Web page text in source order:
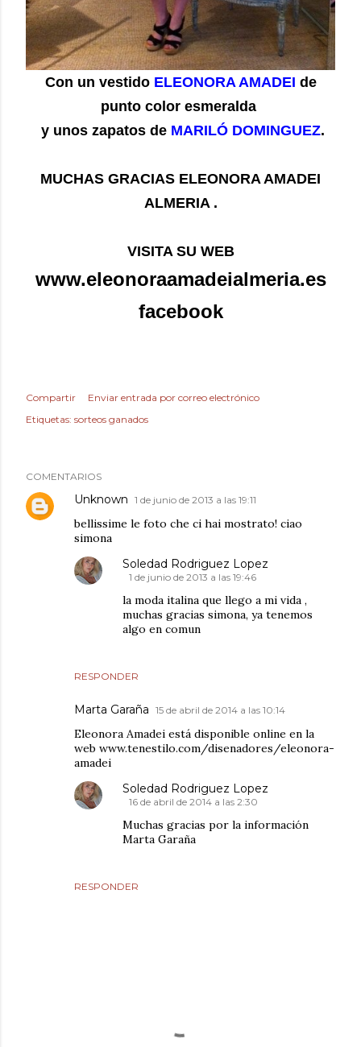
Con un vestido ELEONORA AMADEI de
punto color esmeralda
y unos zapatos de MARILÓ DOMINGUEZ.
MUCHAS GRACIAS ELEONORA AMADEI
ALMERIA .
VISITA SU WEB
www.eleonoraamadeialmeria.es
facebook
Compartir
Enviar entrada por correo electrónico
Etiquetas: sorteos ganados
COMENTARIOS
Unknown 1 de junio de 2013 a las 19:11
bellissime le foto che ci hai mostrato! ciao
simona
RESPONDER
Soledad Rodriguez Lopez
1 de junio de 2013 a las 19:46
la moda italina que llego a mi vida ,
muchas gracias simona, ya tenemos
algo en comun
Marta Garaña 15 de abril de 2014 a las 10:14
Eleonora Amadei está disponible online en la
web www.tenestilo.com/disenadores/eleonora-
amadei
RESPONDER
Soledad Rodriguez Lopez
16 de abril de 2014 a las 2:30
Muchas gracias por la información
Marta Garaña